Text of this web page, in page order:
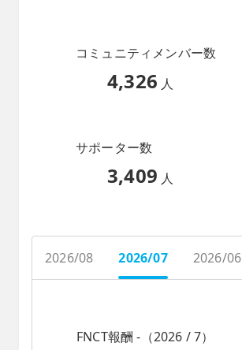
コミュニティメンバー数
4,326 人
サポーター数
3,409 人
2026/08 2026/07 2026/06
FNCT報酬 -（2026 / 7）